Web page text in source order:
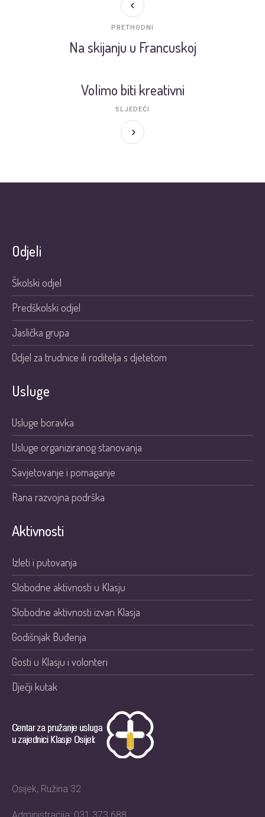
Na skijanju u Francuskoj
PRETHODNI
Volimo biti kreativni
SLJEDEĆI
Odjeli
Školski odjel
Predškolski odjel
Jaslička grupa
Odjel za trudnice ili roditelja s djetetom
Usluge
Usluge boravka
Usluge organiziranog stanovanja
Savjetovanje i pomaganje
Rana razvojna podrška
Aktivnosti
Izleti i putovanja
Slobodne aktivnosti u Klasju
Slobodne aktivnosti izvan Klasja
Godišnjak Buđenja
Gosti u Klasju i volonteri
Dječji kutak
Osijek, Ružina 32